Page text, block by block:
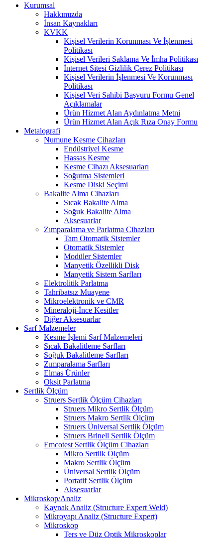
Kurumsal
Hakkımızda
İnsan Kaynakları
KVKK
Kişisel Verilerin Korunması Ve İşlenmesi
Politikası
Kişisel Verileri Saklama Ve İmha Politikası
İnternet Sitesi Gizlilik Çerez Politikası
Kişisel Verilerin İşlenmesi Ve Korunması
Politikası
Kişisel Veri Sahibi Başvuru Formu Genel
Açıklamalar
Ürün Hizmet Alan Aydınlatma Metni
Ürün Hizmet Alan Açık Rıza Onay Formu
Metalografi
Numune Kesme Cihazları
Endüstriyel Kesme
Hassas Kesme
Kesme Cihazı Aksesuarları
Soğutma Sistemleri
Kesme Diski Seçimi
Bakalite Alma Cihazları
Sıcak Bakalite Alma
Soğuk Bakalite Alma
Aksesuarlar
Zımparalama ve Parlatma Cihazları
Tam Otomatik Sistemler
Otomatik Sistemler
Modüler Sistemler
Manyetik Özellikli Disk
Manyetik Sistem Sarfları
Elektrolitik Parlatma
Tahribatsız Muayene
Mikroelektronik ve CMR
Mineraloji-İnce Kesitler
Diğer Aksesuarlar
Sarf Malzemeler
Kesme İşlemi Sarf Malzemeleri
Sıcak Bakalitleme Sarfları
Soğuk Bakalitleme Sarfları
Zımparalama Sarfları
Elmas Ürünler
Oksit Parlatma
Sertlik Ölçüm
Struers Sertlik Ölçüm Cihazları
Struers Mikro Sertlik Ölçüm
Struers Makro Sertlik Ölçüm
Struers Üniversal Sertlik Ölçüm
Struers Brinell Sertlik Ölçüm
Emcotest Sertlik Ölçüm Cihazları
Mikro Sertlik Ölçüm
Makro Sertlik Ölçüm
Üniversal Sertlik Ölçüm
Portatif Sertlik Ölçüm
Aksesuarlar
Mikroskop/Analiz
Kaynak Analiz (Structure Expert Weld)
Mikroyapı Analiz (Structure Expert)
Mikroskop
Ters ve Düz Optik Mikroskoplar